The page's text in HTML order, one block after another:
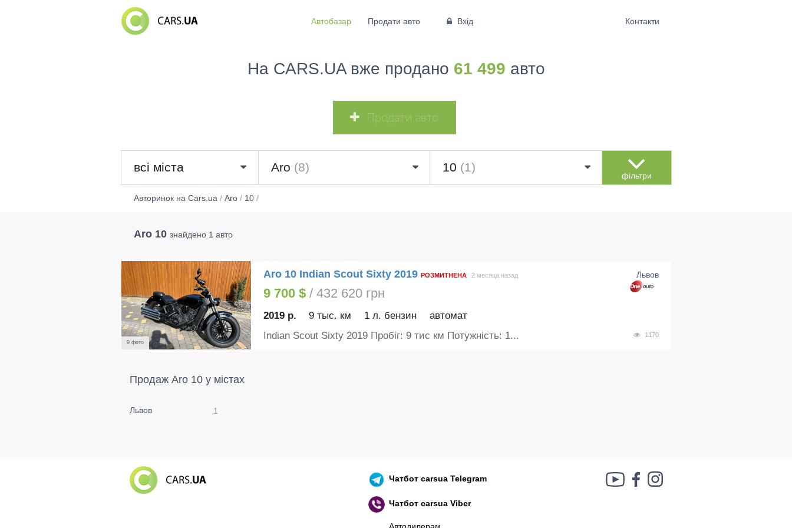
Автобазар Продати авто Вхід Контакти
На CARS.UA вже продано 61 499 авто
Продати авто
всі міста Aro (8) 10 (1)
фільтри
Авторинок на Cars.ua/ Aro/ 10/
Aro 10 знайдено 1 авто
9 фото
Aro 10 Indian Scout Sixty 2019 РОЗМИТНЕНА Львов
2 месяца назад
9 700 $/ 432 620 грн
2019 р. 9 тыс. км 1 л. бензин автомат
1170
Indian Scout Sixty 2019 Пробіг: 9 тис км Потужність: 1...
Продаж Aro 10 у містах
Львов 1
Чатботcarsua Telegram
Чатботcarsua Viber
Автодилерам